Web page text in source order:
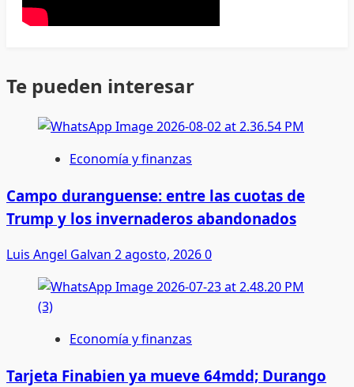
Te pueden interesar
Economía y finanzas
Campo duranguense: entre las cuotas de
Trump y los invernaderos abandonados
Luis Angel Galvan 2 agosto, 20260
Economía y finanzas
Tarjeta Finabien ya mueve 64mdd; Durango